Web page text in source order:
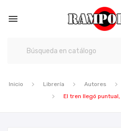

Inicio Librería Autores
El tren llegó puntual,